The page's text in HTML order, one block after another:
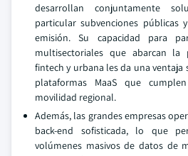
desarrollan conjuntamente
particular subvenciones públicas
emisión. Su capacidad para
multisectoriales que abarcan la
fintech y urbana les da una ventaja
plataformas MaaS que
movilidad regional.
Además, las grandes empresas
back-end sofisticada, lo que
volúmenes masivos de datos de